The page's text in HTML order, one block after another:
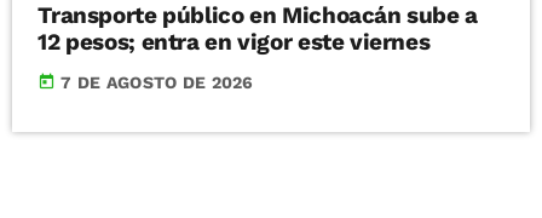
Transporte público en Michoacán sube a
12 pesos; entra en vigor este viernes
today 7 DE AGOSTO DE 2026